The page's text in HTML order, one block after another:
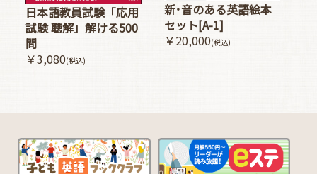
日本語教員試験「応用
試験 聴解」解ける500
問
￥3,080(税込)
新･音のある英語絵本
セット[A-1]
￥20,000(税込)